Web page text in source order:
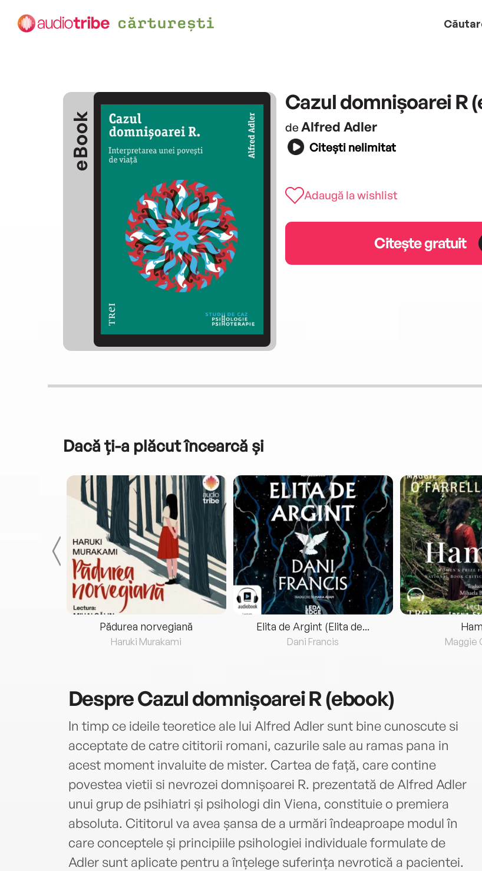
eBook
Cazul domnișoarei R
de Alfred Adler
Citești nelimitat
Adaugă la wishlist
Citește gratuit
Dacă ți-a plăcut încearcă și
Pădurea norvegiană
Haruki Murakami
Elita de Argint (Elita de...
Dani Francis Maggie
DespreCazul domnișoarei R (ebook)
In timp ce ideile teoretice ale lui Alfred Adler sunt bine cunoscute si
acceptate de catre cititorii romani, cazurile sale au ramas pana in
acest moment invaluite de mister. Cartea de față, care contine
povestea vietii si nevrozei domnișoarei R. prezentată de Alfred Adler
unui grup de psihiatri și psihologi din Viena, constituie o premiera
absoluta. Cititorul va avea șansa de a urmări îndeaproape modul în
care conceptele și principiile psihologiei individuale formulate de
Adler sunt aplicate pentru a înțelege suferința nevrotică a pacientei.